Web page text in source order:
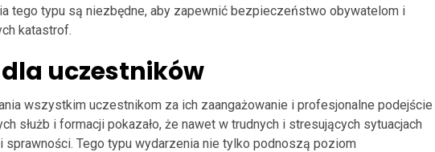
tego typu są niezbędne, aby zapewnić bezpieczeństwo obywatelom i
katastrof.
uczestników
wszystkim uczestnikom za ich zaangażowanie i profesjonalne podejście
służb i formacji pokazało, że nawet w trudnych i stresujących sytuacjach
sprawności. Tego typu wydarzenia nie tylko podnoszą poziom